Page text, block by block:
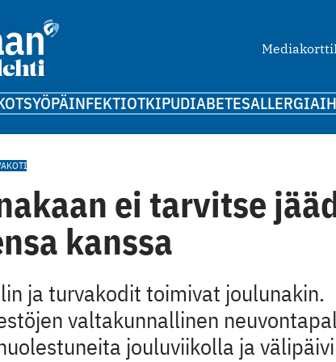
Mediakortti
SYÖPÄINFEKTIOTKIPUDIABETESALLERGIA
ei tarvitse
kanssa
ja turvakodit toimivat joulunakin.
valtakunnallinen
jouluviikolla ja